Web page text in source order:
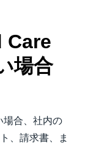
Care
場合
場合、社内の
、請求書、ま